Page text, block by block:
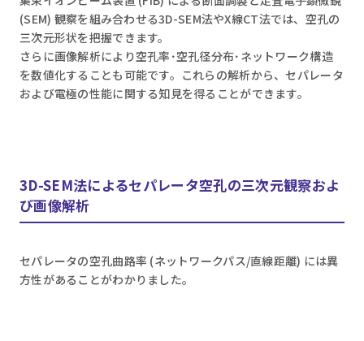
(SEM) 観察を組み合わせる3D-SEM法やX線CT法では、空孔の
三次元形状を把握できます。
さらに画像解析により空孔率･空孔径分布･ネットワーク構造
を数値化することも可能です。これらの解析から、セパレータ
および電極の性能に関する知見を得ることができます。
3D-SEM法によるセパレータ空孔の三次元観察およ
び画像解析
セパレータの空孔曲路率 (ネットワークパス/直線距離) には異
方性があることがわかりました。